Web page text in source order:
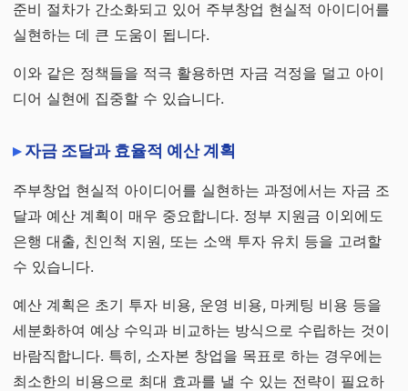
준비 절차가 간소화되고 있어 주부창업 현실적 아이디어를
실현하는 데 큰 도움이 됩니다.
이와 같은 정책들을 적극 활용하면 자금 걱정을 덜고 아이
디어 실현에 집중할 수 있습니다.
자금 조달과 효율적 예산 계획
주부창업 현실적 아이디어를 실현하는 과정에서는 자금 조
달과 예산 계획이 매우 중요합니다. 정부 지원금 이외에도
은행 대출, 친인척 지원, 또는 소액 투자 유치 등을 고려할
수 있습니다.
예산 계획은 초기 투자 비용, 운영 비용, 마케팅 비용 등을
세분화하여 예상 수익과 비교하는 방식으로 수립하는 것이
바람직합니다. 특히, 소자본 창업을 목표로 하는 경우에는
최소한의 비용으로 최대 효과를 낼 수 있는 전략이 필요하